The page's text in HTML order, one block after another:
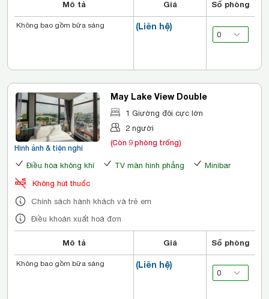
Mô tả Giá Số phòng
(Liên hệ)
Không bao gồm bữa sáng
Hình ảnh & tiện nghi
May Lake View Double
1 Giường đôi cực lớn
2 người
(Còn 9 phòng trống)
Điều hòa không khí TV màn hình phẳng
Minibar
Không hút thuốc
Chính sách hành khách và trẻ em
Điều khoản xuất hoá đơn
Mô tả Giá Số phòng
(Liên hệ)
Không bao gồm bữa sáng